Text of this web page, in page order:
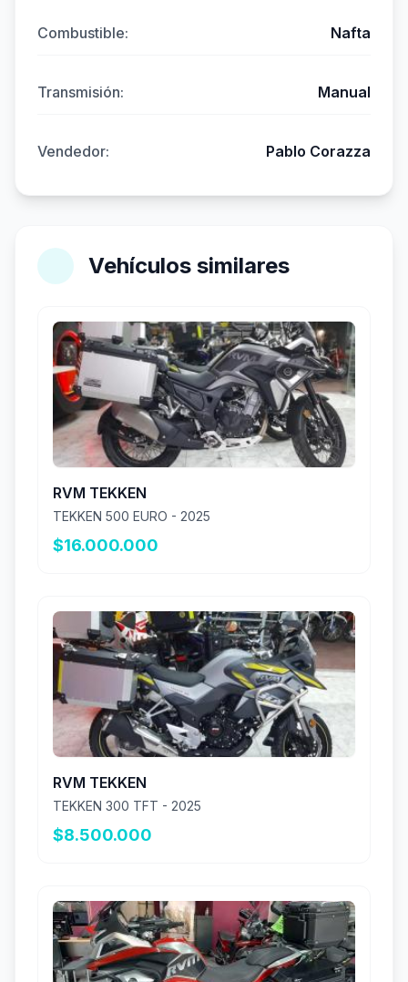
Combustible: Nafta
Transmisión: Manual
Vendedor: Pablo Corazza
Vehículos similares
RVM TEKKEN
TEKKEN 500 EURO - 2025
$16.000.000
RVM TEKKEN
TEKKEN 300 TFT - 2025
$8.500.000